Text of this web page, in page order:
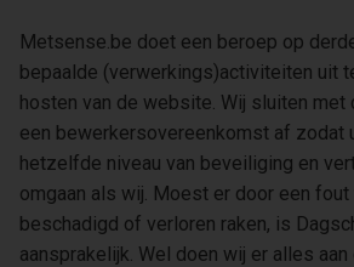
Metsense.be doet een beroep op
bepaalde (verwerkings)activiteiten uit
hosten van de website. Wij sluiten met
een bewerkersovereenkomst af zodat
hetzelfde niveau van beveiliging en
omgaan als wij. Moest er door een
beschadigd of verloren raken, is
aansprakelijk. Wel doen wij er alles aan